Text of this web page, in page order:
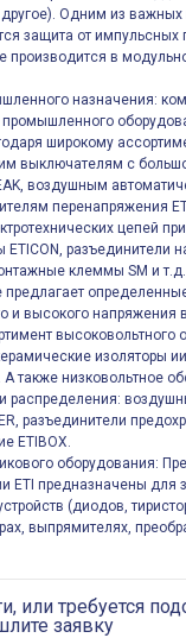
Одним из важных
защита от импульсных
производится в
назначения:
промышленного
широкому
выключателям с
воздушным
перенапряжения
цепей
разъединители
клеммы SM и т.д.
предлагает
и высокого напряжения
высоковольтного
изоляторы
также низковольтное
распределения:
разъединители
ETIBOX.
оборудования:
ETI предназначены для
(диодов,
выпрямителях,
или требуется
заявку